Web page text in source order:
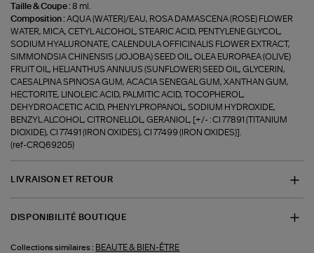
Taille & Coupe :8 ml.
Composition :AQUA (WATER)/EAU, ROSA DAMASCENA (ROSE) FLOWER
WATER, MICA, CETYL ALCOHOL, STEARIC ACID, PENTYLENE GLYCOL,
SODIUM HYALURONATE, CALENDULA OFFICINALIS FLOWER EXTRACT,
SIMMONDSIA CHINENSIS (JOJOBA) SEED OIL, OLEA EUROPAEA (OLIVE)
FRUIT OIL, HELIANTHUS ANNUUS (SUNFLOWER) SEED OIL, GLYCERIN,
CAESALPINA SPINOSA GUM, ACACIA SENEGAL GUM, XANTHAN GUM,
HECTORITE, LINOLEIC ACID, PALMITIC ACID, TOCOPHEROL,
DEHYDROACETIC ACID, PHENYLPROPANOL, SODIUM HYDROXIDE,
BENZYL ALCOHOL, CITRONELLOL, GERANIOL, [+/- : CI 77891 (TITANIUM
DIOXIDE), CI 77491 (IRON OXIDES), CI 77499 (IRON OXIDES)].
(ref-CRQ69205)
LIVRAISON ET RETOUR
DISPONIBILITÉ BOUTIQUE
Collections similaires : BEAUTE & BIEN-ÊTRE